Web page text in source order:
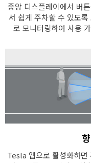
중앙 디스플레이에서 버
서 쉽게 주차할 수 있도
로 모니터링하여 사용
Tesla 앱으로 활성화하면